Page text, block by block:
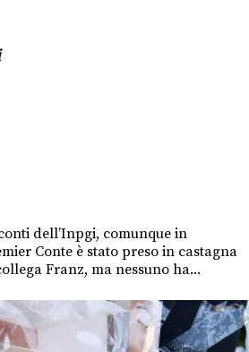
dell’Inpgi, comunque in
Conte è stato preso in castagna
Franz, ma nessuno ha...